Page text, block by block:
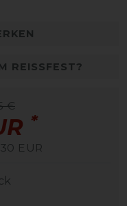
REISSFEST?
€
*
EUR